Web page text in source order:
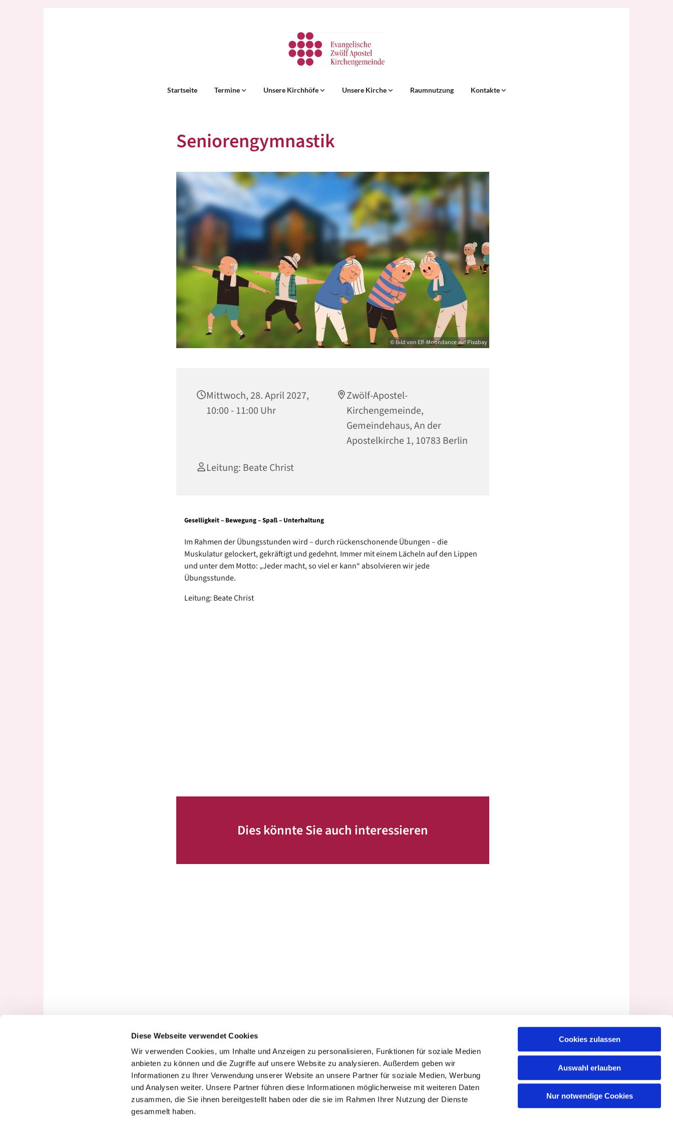
Diese Webseite verwendet Cookies
Wir verwenden Cookies, um Inhalte und Anzeigen zu personalisieren, Funktionen für soziale Medien
anbieten zu können und die Zugriffe auf unsere Website zu analysieren. Außerdem geben wir
Informationen zu Ihrer Verwendung unserer Website an unsere Partner für soziale Medien, Werbung
und Analysen weiter. Unsere Partner führen diese Informationen möglicherweise mit weiteren Daten
zusammen, die Sie ihnen bereitgestellt haben oder die sie im Rahmen Ihrer Nutzung der Dienste
gesammelt haben.
Cookies zulassen
Auswahl erlauben
Nur notwendige Cookies
Startseite Termine Unsere Kirchhöfe Unsere Kirche Raumnutzung Kontakte
Seniorengymnastik
© Bild von Elf-Moondance auf Pixabay
Mittwoch, 28. April 2027,
10:00 - 11:00 Uhr
Zwölf-Apostel-
Kirchengemeinde,
Gemeindehaus, An der
Apostelkirche 1, 10783 Berlin
Leitung: Beate Christ
Geselligkeit – Bewegung – Spaß – Unterhaltung
Im Rahmen der Übungsstunden wird – durch rückenschonende Übungen – die
Muskulatur gelockert, gekräftigt und gedehnt. Immer mit einem Lächeln auf den Lippen
und unter dem Motto: „Jeder macht, so viel er kann“ absolvieren wir jede
Übungsstunde.
Leitung: Beate Christ
Dies könnte Sie auch interessieren
Kontaktinformationen Impressum Datenschutz